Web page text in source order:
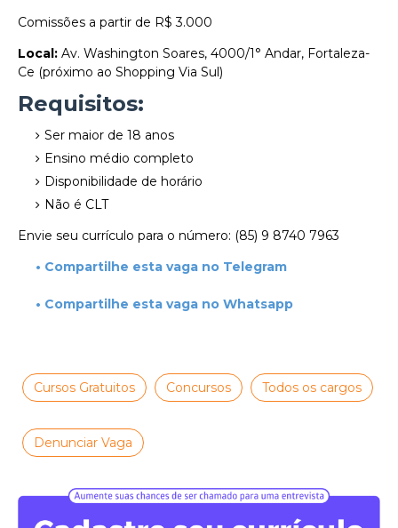
Comissões a partir de R$ 3.000
Local: Av. Washington Soares, 4000/1° Andar, Fortaleza-
Ce (próximo ao Shopping Via Sul)
Requisitos:
Ser maior de 18 anos
Ensino médio completo
Disponibilidade de horário
Não é CLT
Envie seu currículo para o número: (85) 9 8740 7963
• Compartilhe esta vaga no Telegram
• Compartilhe esta vaga no Whatsapp
Cursos Gratuitos Concursos Todos os cargos
Denunciar Vaga